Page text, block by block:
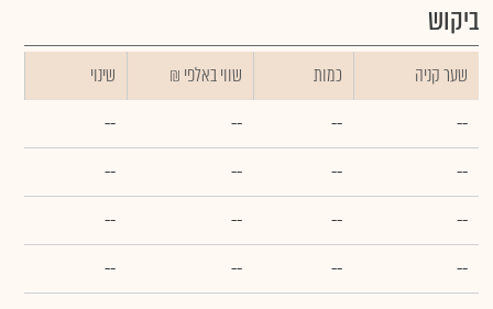
ביקוש
שער קניה כמות ₪ שווי באלפי
שינוי
--
--
--
--
--
--
--
--
--
--
--
--
--
--
--
--